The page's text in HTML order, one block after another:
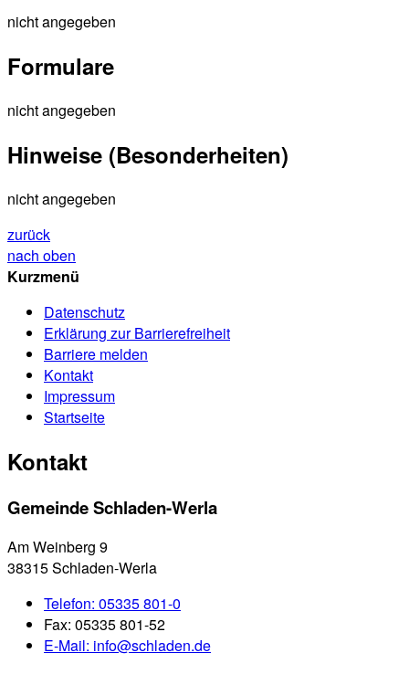
nicht angegeben
Formulare
nicht angegeben
Hinweise (Besonderheiten)
nicht angegeben
zurück
nach oben
Kurzmenü
Datenschutz
Erklärung zur Barrierefreiheit
Barriere melden
Kontakt
Impressum
Startseite
Kontakt
Gemeinde Schladen-Werla
Am Weinberg 9
38315 Schladen-Werla
Telefon: 05335 801-0
Fax: 05335 801-52
E-Mail: info@schladen.de